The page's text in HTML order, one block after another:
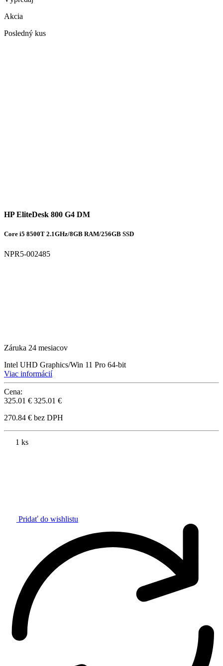
Akcia
Posledný kus
HP EliteDesk 800 G4 DM
Core i5 8500T 2.1GHz/8GB RAM/256GB SSD
NPR5-002485
Záruka 24 mesiacov
Intel UHD Graphics/Win 11 Pro 64-bit
Viac informácií
Cena:
325.01 € 325.01 €
270.84 € bez DPH
1 ks
Pridať do wishlistu